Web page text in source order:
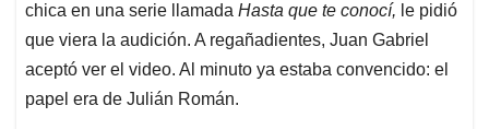
chica en una serie llamada Hasta que te conocí, le pidió
que viera la audición. A regañadientes, Juan Gabriel
aceptó ver el video. Al minuto ya estaba convencido: el
papel era de Julián Román.